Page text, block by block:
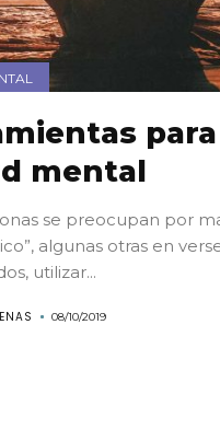
mental
se preocupan por
algunas otras en
utilizar...
08/10/2019